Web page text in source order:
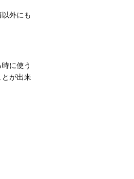
外にも
に使う
とが出来